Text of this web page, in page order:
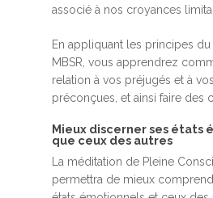
associé à nos croyances
En appliquant les principes
MBSR, vous apprendrez
relation à vos préjugés et à
préconçues, et ainsi faire des
Mieux discerner ses états
que ceux des autres
La méditation de Pleine
permettra de mieux